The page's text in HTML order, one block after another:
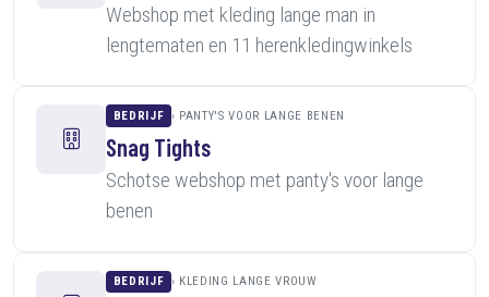
Webshop met kleding lange man in
lengtematen en 11 herenkledingwinkels
BEDRIJF PANTY'S VOOR LANGE BENEN
Snag Tights
Schotse webshop met panty's voor lange
benen
BEDRIJF KLEDING LANGE VROUW